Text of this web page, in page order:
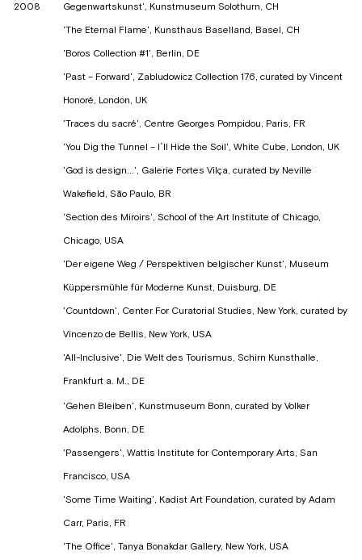
2008 Gegenwartskunst', Kunstmuseum Solothurn, CH
'The Eternal Flame', Kunsthaus Baselland, Basel, CH
'Boros Collection #1', Berlin, DE
'Past – Forward', Zabludowicz Collection 176, curated by Vincent
Honoré, London, UK
'Traces du sacré', Centre Georges Pompidou, Paris, FR
'You Dig the Tunnel – I`ll Hide the Soil', White Cube, London, UK
'God is design...', Galerie Fortes Vilça, curated by Neville
Wakefield, São Paulo, BR
'Section des Miroirs', School of the Art Institute of Chicago,
Chicago, USA
'Der eigene Weg / Perspektiven belgischer Kunst', Museum
Küppersmühle für Moderne Kunst, Duisburg, DE
'Countdown', Center For Curatorial Studies, New York, curated by
Vincenzo de Bellis, New York, USA
'All-Inclusive', Die Welt des Tourismus, Schirn Kunsthalle,
Frankfurt a. M., DE
'Gehen Bleiben', Kunstmuseum Bonn, curated by Volker
Adolphs, Bonn, DE
'Passengers', Wattis Institute for Contemporary Arts, San
Francisco, USA
'Some Time Waiting', Kadist Art Foundation, curated by Adam
Carr, Paris, FR
'The Office', Tanya Bonakdar Gallery, New York, USA